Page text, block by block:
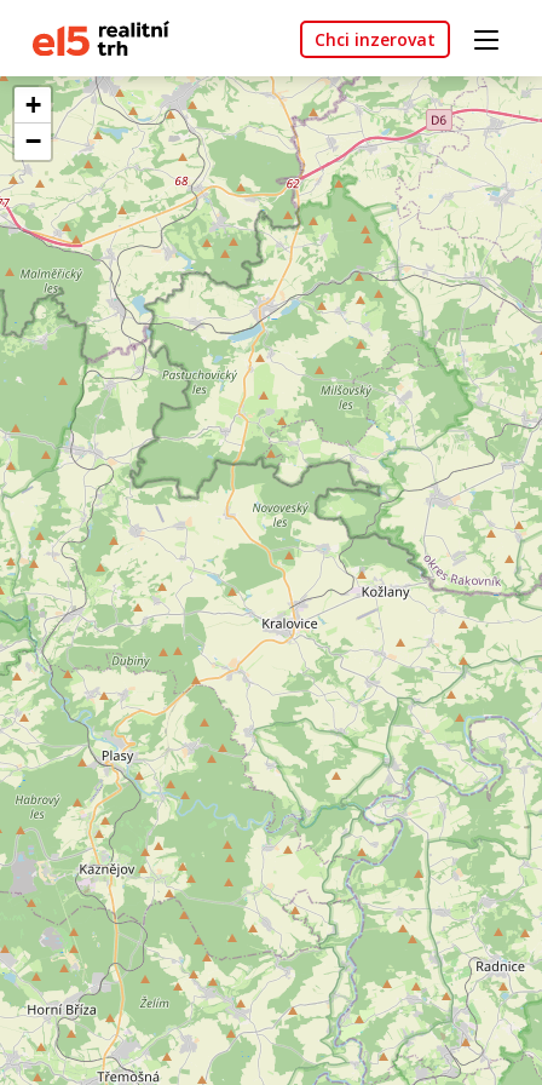
Chci inzerovat
+
−